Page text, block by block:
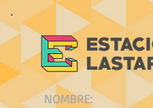
NOMBRE: